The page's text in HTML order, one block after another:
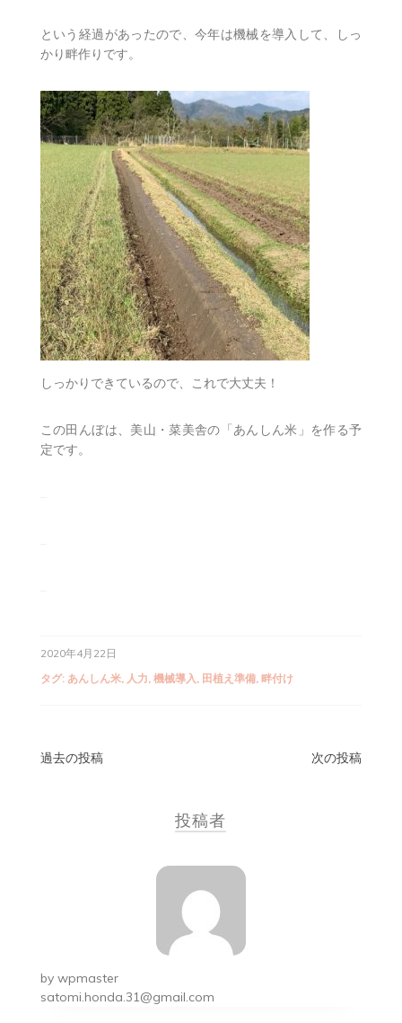
という経過があったので、今年は機械を導入して、しっ
かり畔作りです。
しっかりできているので、これで大丈夫！
この田んぼは、美山・菜美舎の「あんしん米」を作る予
定です。
2020年4月22日
タグ: あんしん米, 人力, 機械導入 , 田植え準備, 畔付け
投
シ
ョ
過去の投稿 次の投稿
投稿者
by wpmaster
satomi.honda.31@gmail.com